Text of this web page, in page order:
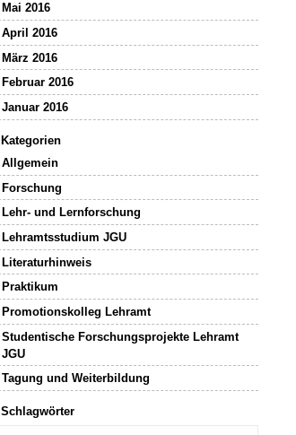
Mai 2016
April 2016
März 2016
Februar 2016
Januar 2016
Kategorien
Allgemein
Forschung
Lehr- und Lernforschung
Lehramtsstudium JGU
Literaturhinweis
Praktikum
Promotionskolleg Lehramt
Studentische Forschungsprojekte Lehramt
JGU
Tagung und Weiterbildung
Schlagwörter